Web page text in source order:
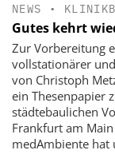
NEWS •
Gutes kehrt
Zur Vorbereitung
vollstationärer
von Christoph
ein Thesenpapier
städtebaulichen
Frankfurt am
medAmbiente hat